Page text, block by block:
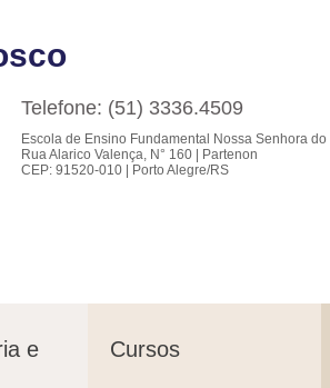
Telefone: (51) 3336.4509
Escola de Ensino Fundamental Nossa Senhora do
Rua Alarico Valença, N° 160 | Partenon
CEP: 91520-010 | Porto Alegre/RS
e
Cursos